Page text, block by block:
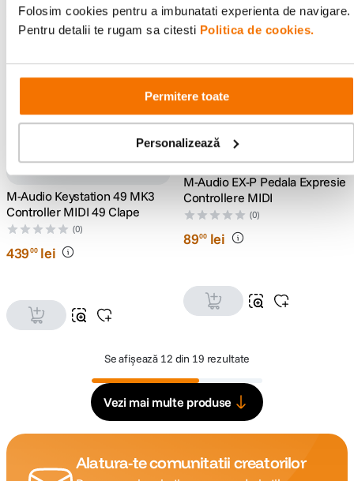
Folosim cookies pentru a imbunatati experienta de navigare.
Pentru detalii te rugam sa citesti Politica de cookies.
Permitere toate
Personalizează
99900 lei 59900 lei
M-Audio Keystation 49 MK3
Controller MIDI 49 Clape
(0)
43900 lei
M-Audio EX-P Pedala Expresie
Controllere MIDI
(0)
8900 lei
Se afișează 12 din 19 rezultate
Vezi mai multe produse
Alatura-te comunitatii creatorilor